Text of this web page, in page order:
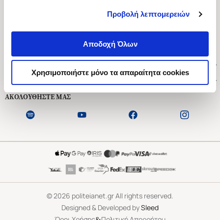
Προβολή λεπτομερειών
Αποδοχή Όλων
Χρησιμοποιήστε μόνο τα απαραίτητα cookies
Ασκληπιού 1-3, Αθήνα 106 79
Δευτέρα - Παρασκευή 09:00-21:00
Εξυπηρέτηση Πελατών
ΑΚΟΛΟΥΘΗΣΤΕ ΜΑΣ
©2026 politeianet.gr All rights reserved.
Designed & Developed bySleed